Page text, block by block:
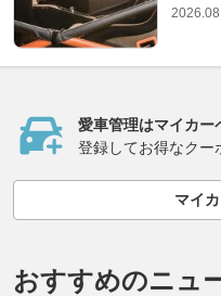
愛車管理はマイカー
登録してお得なクー
マイ
おすすめのニュ